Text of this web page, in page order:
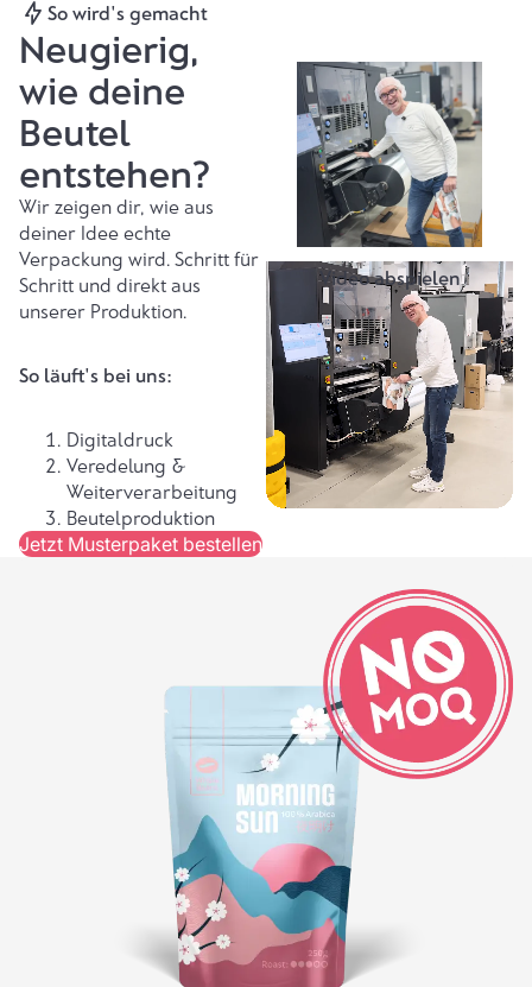
So wird's gemacht
Neugierig,
wie deine
Beutel
entstehen?
Wir zeigen dir, wie aus
deiner Idee echte
Verpackung wird. Schritt für
Schritt und direkt aus
unserer Produktion.
So läuft's bei uns:
Digitaldruck
Veredelung &
Weiterverarbeitung
Beutelproduktion
Jetzt Musterpaket bestellen
Video abspielen